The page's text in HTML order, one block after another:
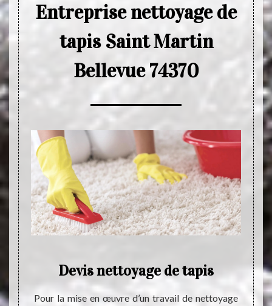
Entreprise nettoyage de
tapis Saint Martin
Bellevue 74370
à
Devis nettoyage de tapis
Pour la mise en œuvre d’un travail de nettoyage